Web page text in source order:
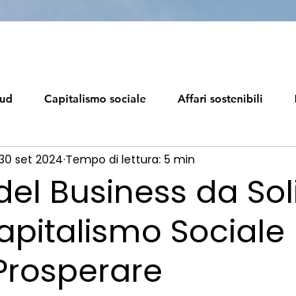
Capitalismo sociale Affari sostenibili
La tabella di marcia del capitalism
Roadmap La tabella di marcia del
sostenibile
Business da
Sociale
set 2024 Tempo di lettura: 5 min